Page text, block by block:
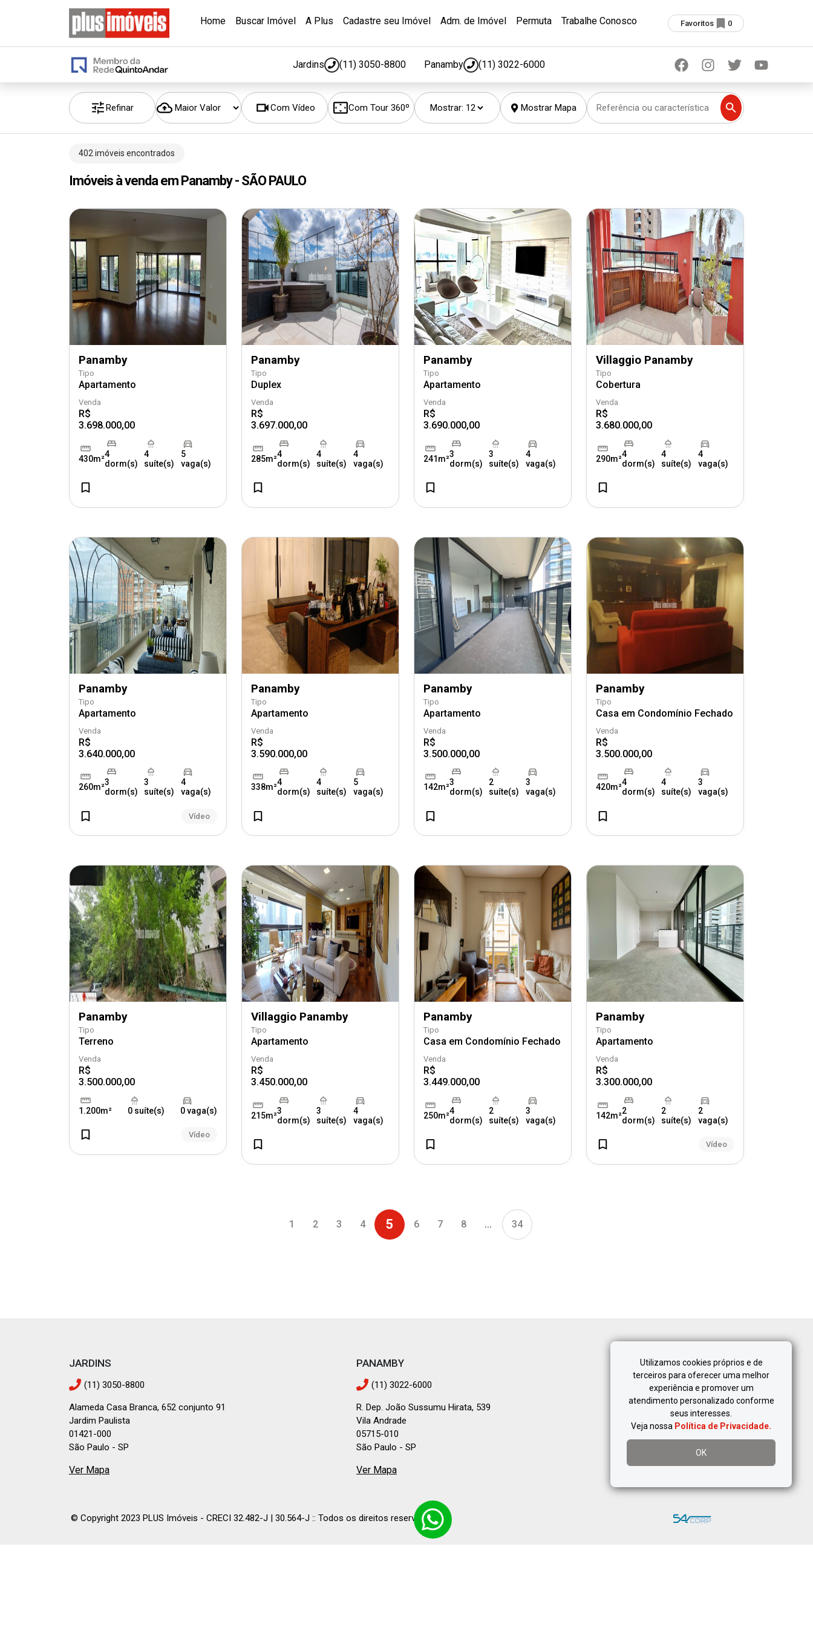
Home Buscar Imóvel A Plus Cadastre seu Imóvel Adm. de Imóvel Permuta Trabalhe Conosco Favoritos 0
Jardins (11) 3050-8800 Panamby (11) 3022-6000
Refinar Com Vídeo Com Tour 360º Mostrar: Mostrar Mapa
402 imóveis encontrados
Imóveis à venda em Panamby - SÃO PAULO
Panamby
Tipo
Apartamento
Venda
R$
3.698.000,00
430m²4
dorm(s)
4
suíte(s)
5
vaga(s)
Panamby
Tipo
Duplex
Venda
R$
3.697.000,00
285m²4
dorm(s)
4
suíte(s)
4
vaga(s)
Panamby
Tipo
Apartamento
Venda
R$
3.690.000,00
241m²3
dorm(s)
3
suíte(s)
4
vaga(s)
Villaggio Panamby
Tipo
Cobertura
Venda
R$
3.680.000,00
290m²4
dorm(s)
4
suíte(s)
4
vaga(s)
Panamby
Tipo
Apartamento
Venda
R$
3.640.000,00
260m²3
dorm(s)
3
suíte(s)
4
vaga(s)
Vídeo
Panamby
Tipo
Apartamento
Venda
R$
3.590.000,00
338m²4
dorm(s)
4
suíte(s)
5
vaga(s)
Panamby
Tipo
Apartamento
Venda
R$
3.500.000,00
142m²3
dorm(s)
2
suíte(s)
3
vaga(s)
Panamby
Tipo
Casa em Condomínio Fechado
Venda
R$
3.500.000,00
420m²4
dorm(s)
4
suíte(s)
3
vaga(s)
Panamby
Tipo
Terreno
Venda
R$
3.500.000,00
1.200m² 0 suíte(s) 0 vaga(s)
Vídeo
Villaggio Panamby
Tipo
Apartamento
Venda
R$
3.450.000,00
215m²3
dorm(s)
3
suíte(s)
4
vaga(s)
Panamby
Tipo
Casa em Condomínio Fechado
Venda
R$
3.449.000,00
250m²4
dorm(s)
2
suíte(s)
3
vaga(s)
Panamby
Tipo
Apartamento
Venda
R$
3.300.000,00
142m²2
dorm(s)
2
suíte(s)
2
vaga(s)
Vídeo
1 2 3 4 5 6 7 8 ... 34
Utilizamos cookies próprios e de
terceiros para oferecer uma melhor
experiência e promover um
atendimento personalizado conforme
seus interesses.
Veja nossa Política de Privacidade.
OK
JARDINS
(11) 3050-8800
Alameda Casa Branca, 652 conjunto 91
Jardim Paulista
01421-000
São Paulo - SP
Ver Mapa
PANAMBY
(11) 3022-6000
R. Dep. João Sussumu Hirata, 539
Vila Andrade
05715-010
São Paulo - SP
Ver Mapa
Política de Privacidade
© Copyright 2023 PLUS Imóveis - CRECI 32.482-J | 30.564-J :: Todos os direitos reservados.